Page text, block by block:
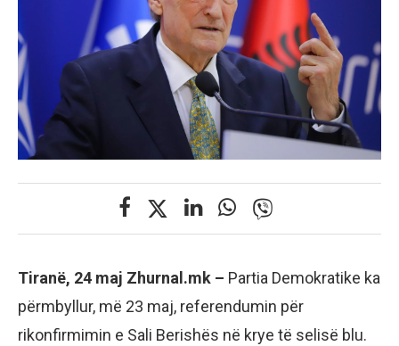
Tiranë, 24 maj Zhurnal.mk – Partia Demokratike ka
përmbyllur, më 23 maj, referendumin për
rikonfirmimin e Sali Berishës në krye të selisë blu.